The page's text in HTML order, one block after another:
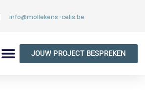
info@mollekens-celis.be
JOUW PROJECT BESPREKEN